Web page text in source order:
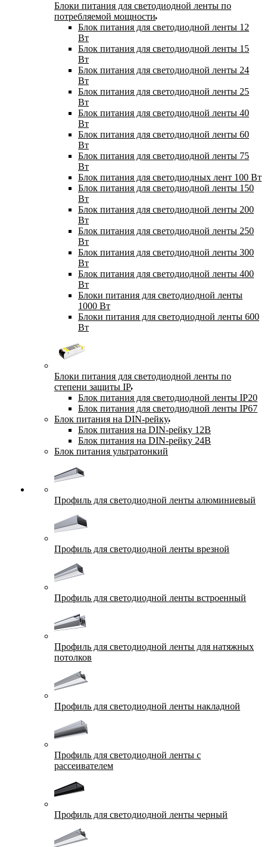
Блоки питания для светодиодной ленты по
потребляемой мощности
Блок питания для светодиодной ленты 12
Вт
Блок питания для светодиодной ленты 15
Вт
Блок питания для светодиодной ленты 24
Вт
Блок питания для светодиодной ленты 25
Вт
Блок питания для светодиодной ленты 40
Вт
Блок питания для светодиодной ленты 60
Вт
Блок питания для светодиодной ленты 75
Вт
Блок питания для светодиодных лент 100 Вт
Блок питания для светодиодной ленты 150
Вт
Блок питания для светодиодной ленты 200
Вт
Блок питания для светодиодной ленты 250
Вт
Блок питания для светодиодной ленты 300
Вт
Блок питания для светодиодной ленты 400
Вт
Блоки питания для светодиодной ленты
1000 Вт
Блоки питания для светодиодной ленты 600
Вт
Блоки питания для светодиодной ленты по
степени защиты IP
Блок питания для светодиодной ленты IP20
Блок питания для светодиодной ленты IP67
Блок питания на DIN-рейку
Блок питания на DIN-рейку 12В
Блок питания на DIN-рейку 24В
Блок питания ультратонкий
Профиль для светодиодной ленты алюминиевый
Профиль для светодиодной ленты врезной
Профиль для светодиодной ленты встроенный
Профиль для светодиодной ленты для натяжных
потолков
Профиль для светодиодной ленты накладной
Профиль для светодиодной ленты с
рассеивателем
Профиль для светодиодной ленты черный